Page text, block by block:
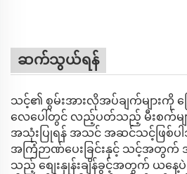
ဆက်သွယ်ရန်
သင့်၏ စွမ်းအားလိုအပ်ချက်များကို ဖ
လေပေါ်တွင် လည့်ပတ်သည့် မီးစက်မျ
အသုံးပြုရန် အသင် အဆင်သင့်ဖြစ်ပါ
အကြံဉာဏ်ပေးခြင်းနှင့် သင့်အတွက်
သည့် စျေးနှုန်းချိန်ခွင့်အတွက် ယန